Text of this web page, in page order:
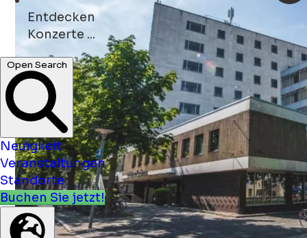
Entdecken
Hotels ...
Open Search
Neuigkeit
Veranstaltungen
Standorte
Buchen Sie jetzt!